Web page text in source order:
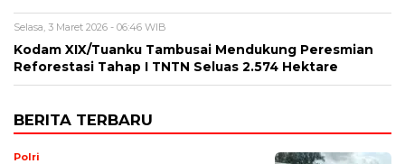
Selasa, 3 Maret 2026 - 06:46 WIB
Kodam XIX/Tuanku Tambusai Mendukung Peresmian
Reforestasi Tahap I TNTN Seluas 2.574 Hektare
BERITA TERBARU
Polri